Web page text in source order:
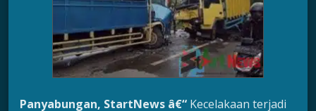
Panyabungan, StartNews â€“ Kecelakaan terjadi